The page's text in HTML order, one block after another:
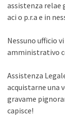
assistenza relae
aci o p.r.a e in
Nessuno ufficio
amministrativo
Assistenza
acquistarne una
gravame
capisce!